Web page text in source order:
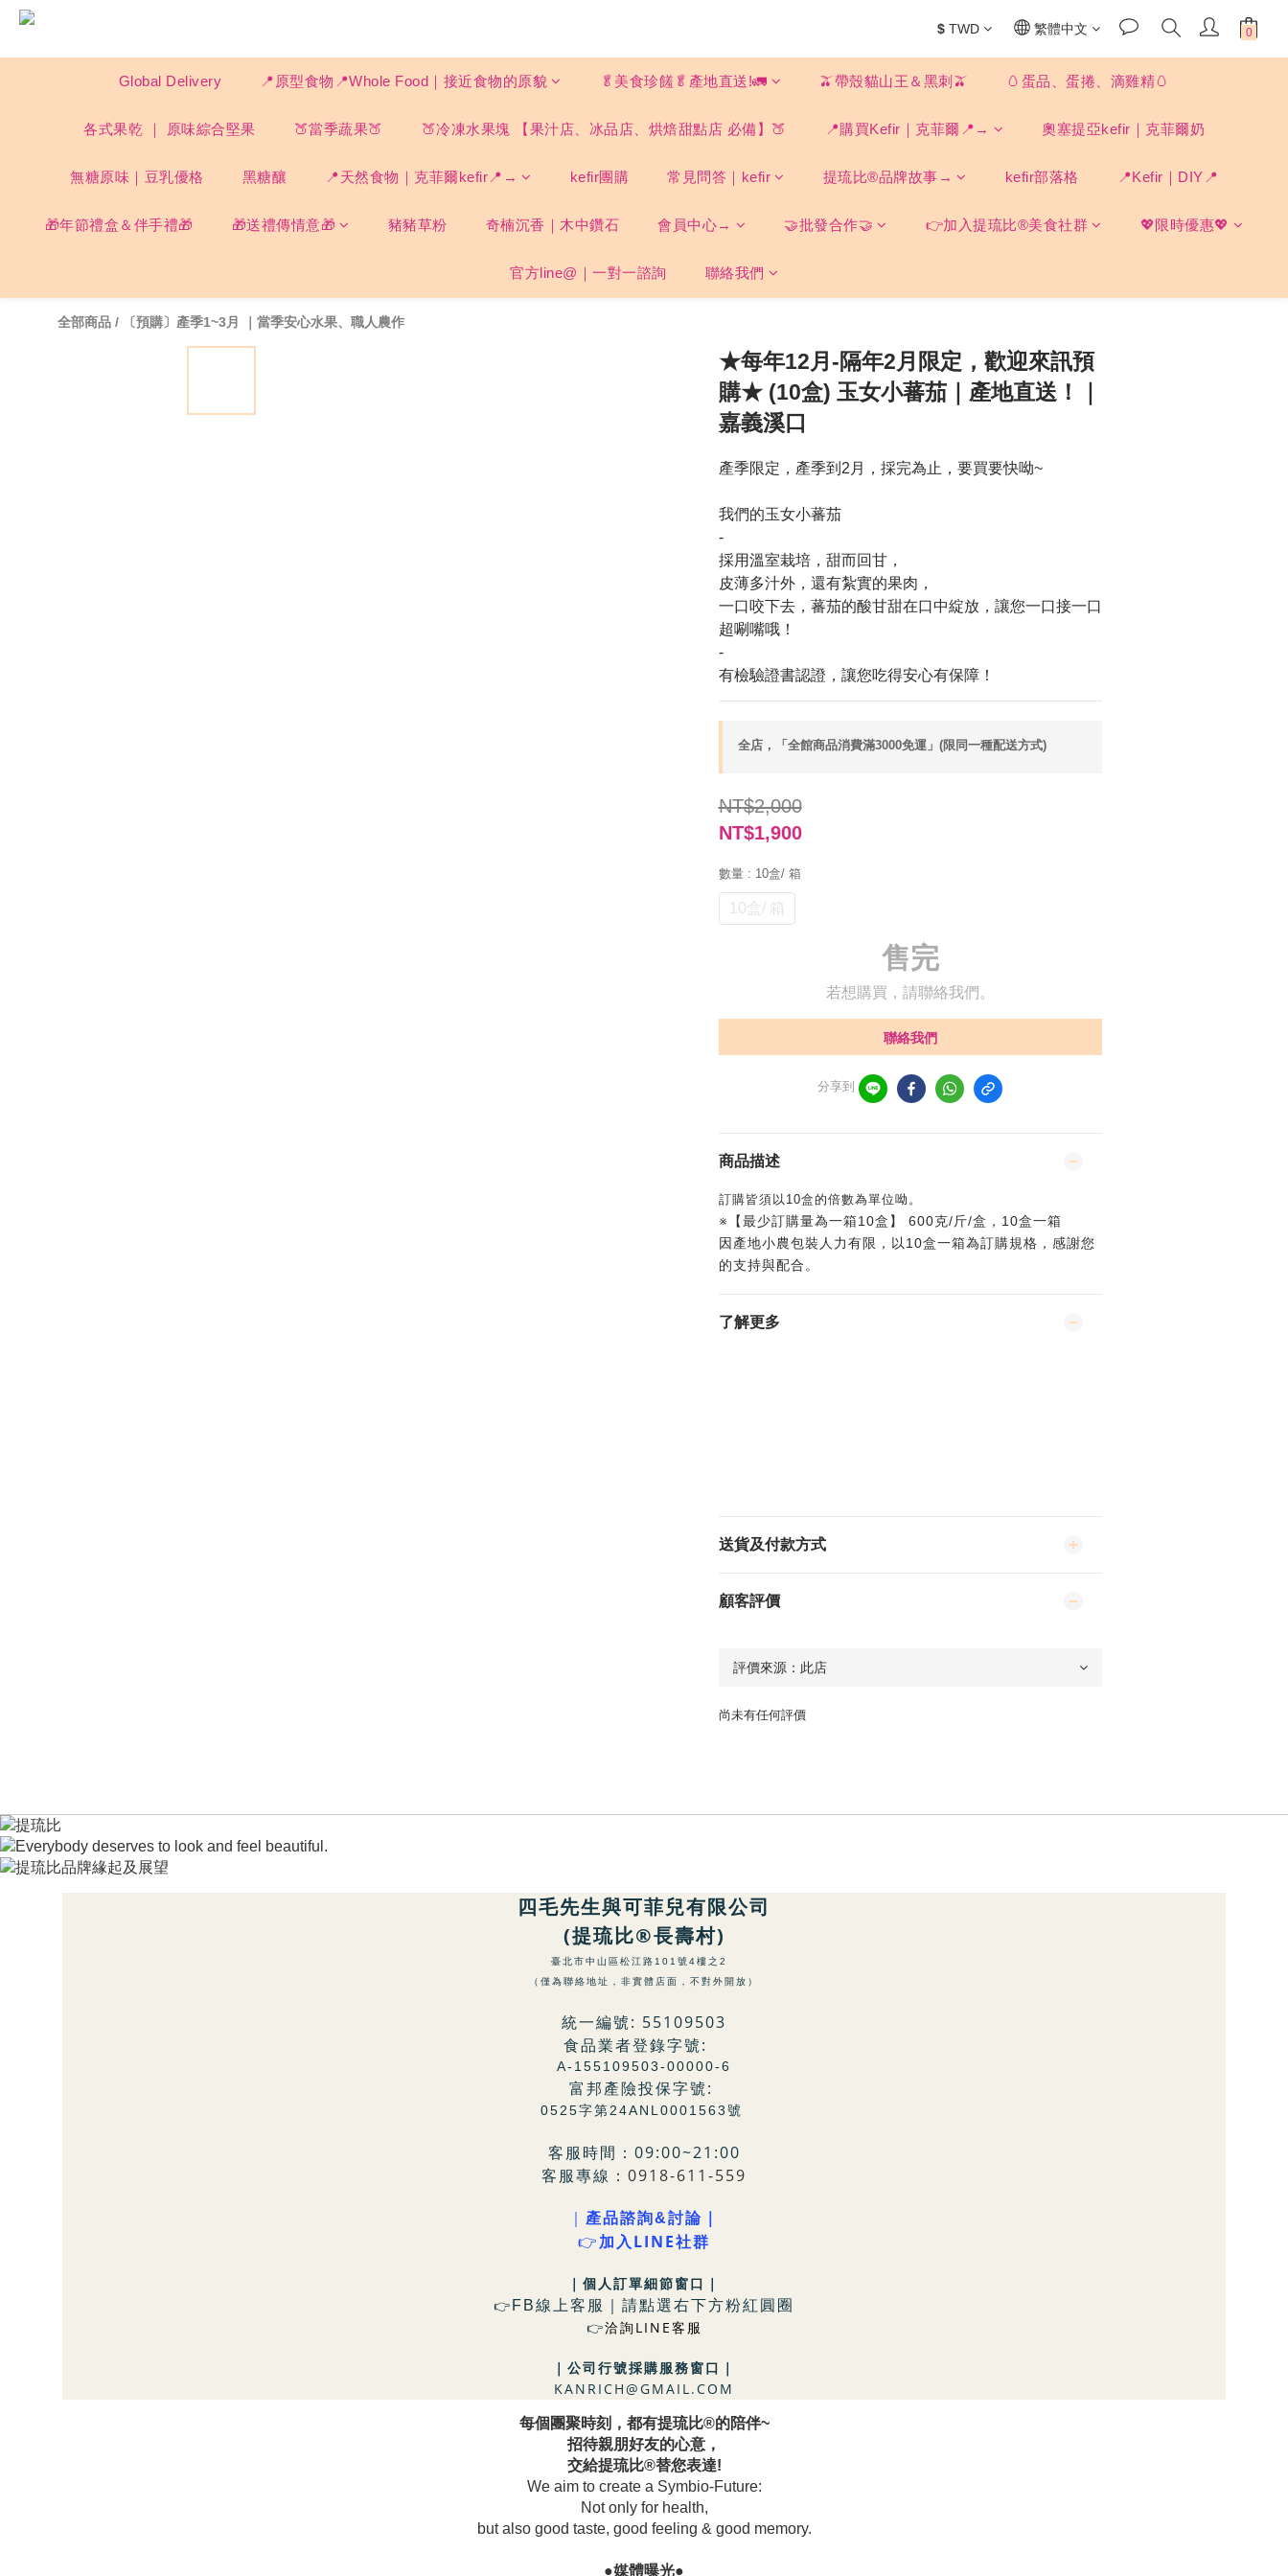
$ TWD 繁體中文
Global Delivery 📍原型食物📍Whole Food｜接近食物的原貌 🥬美食珍饈🥬產地直送!🚛 🫒帶殼貓山王＆黑刺🫒 🥚蛋品、蛋捲、滴雞精🥚
各式果乾 ｜ 原味綜合堅果 🍑當季蔬果🍑 🍑冷凍水果塊 【果汁店、冰品店、烘焙甜點店 必備】🍑 📍購買Kefir｜克菲爾📍→ 奧塞提亞kefir｜克菲爾奶
無糖原味｜豆乳優格 黑糖釀 📍天然食物｜克菲爾kefir📍→ kefir團購 常見問答｜kefir 提琉比®品牌故事→ kefir部落格 📍Kefir｜DIY📍
🎁年節禮盒＆伴手禮🎁 🎁送禮傳情意🎁 豬豬草粉 奇楠沉香｜木中鑽石 會員中心→ 🤝批發合作🤝 👉加入提琉比®美食社群 💖限時優惠💖
官方line@｜一對一諮詢 聯絡我們
全部商品 / 〔預購〕產季1~3月 ｜當季安心水果、職人農作
★每年12月-隔年2月限定，歡迎來訊預
購★ (10盒) 玉女小蕃茄｜產地直送！｜
嘉義溪口
產季限定，產季到2月，採完為止，要買要快呦~
我們的玉女小蕃茄
-
採用溫室栽培，甜而回甘，
皮薄多汁外，還有紮實的果肉，
一口咬下去，蕃茄的酸甘甜在口中綻放，讓您一口接一口
超唰嘴哦！
-
有檢驗證書認證，讓您吃得安心有保障！
全店，「全館商品消費滿3000免運」(限同一種配送方式)
NT$2,000
NT$1,900
數量 : 10盒/ 箱
10盒/ 箱
售完
若想購買，請聯絡我們。
聯絡我們
分享到
商品描述
訂購皆須以10盒的倍數為單位呦。
※【最少訂購量為一箱10盒】 600克/斤/盒，10盒一箱
因產地小農包裝人力有限，以10盒一箱為訂購規格，感謝您
的支持與配合。
了解更多
送貨及付款方式
顧客評價
尚未有任何評價
四毛先生與可菲兒有限公司
(提琉比®長壽村)
臺北市中山區松江路101號4樓之2
（僅為聯絡地址，非實體店面，不對外開放）
統一編號: 55109503
食品業者登錄字號:
A-155109503-00000-6
富邦產險投保字號:
0525字第24ANL0001563號
客服時間：09:00~21:00
客服專線： 0918-611-559
產品諮詢&討論｜
👉 加入 LINE社群
｜個人訂單細節窗口
👉 FB線上客服｜請點選右下方粉紅圓圈
👉洽詢LINE客服
公司行號採購服務窗口
KANRICH@GMAIL.COM
每個團聚時刻，都有提琉比®的陪伴~
招待親朋好友的心意，
交給提琉比®替您表達!
We aim to create a Symbio-Future:
Not only for health,
but also good taste, good feeling & good memory.
●媒體曝光●